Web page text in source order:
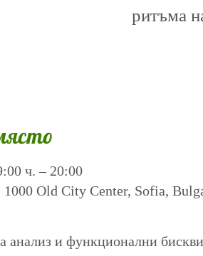
ритъма
ч. – 20:00
Old City Center, Sofia,
анализ и функционални